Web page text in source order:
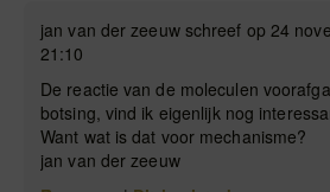
jan van der zeeuw schreef op 24
21:10
De reactie van de moleculen
botsing, vind ik eigenlijk nog
Want wat is dat voor mechanisme?
jan van der zeeuw